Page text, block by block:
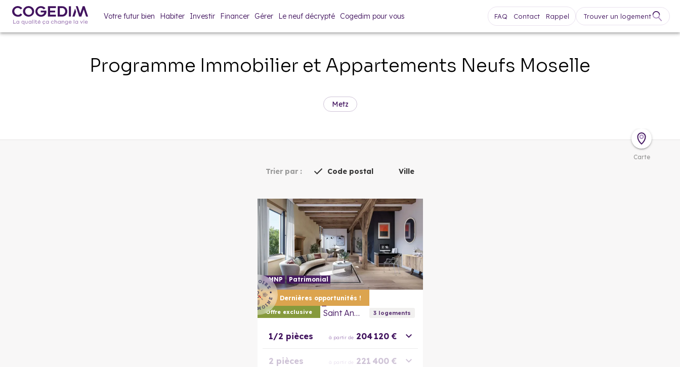
Votre futur bien Habiter Investir Financer Gérer Le neuf décrypté Cogedim pour vous FAQ Contact Rappel Trouver un logement
Programme Immobilier et Appartements Neufs Moselle
Metz
Carte
Trier par : Code postal Ville
Dernières opportunités !
Offre exclusive
LMNP Patrimonial
57000 Metz
Commanderie Saint Antoine 3logements
1/2 pièces à partir de 204 120 €
2 pièces à partir de 221 400 €